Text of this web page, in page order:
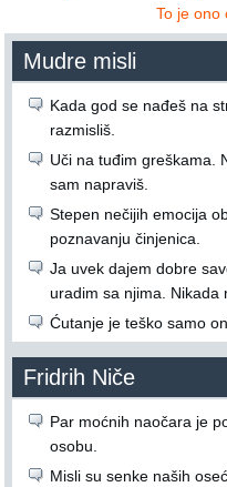
To je ono
Mudre misli
Kada god se nađeš na
razmisliš.
Uči na tuđim greškama.
sam napraviš.
Stepen nečijih emocija
poznavanju činjenica.
Ja uvek dajem dobre
uradim sa njima. Nikada
Ćutanje je teško samo
Fridrih Niče
Par moćnih naočara je
osobu.
Misli su senke naših